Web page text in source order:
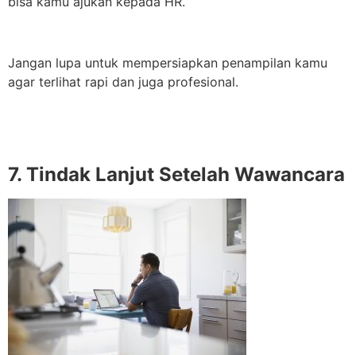
Jangan lupa untuk mempersiapkan penampilan kamu
agar terlihat rapi dan juga profesional.
7. Tindak Lanjut Setelah Wawancara